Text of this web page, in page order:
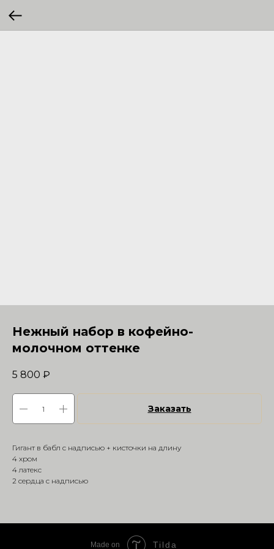
Нежный набор в кофейно-
молочном оттенке
5 800 ₽
Заказать
Гигант в бабл с надписью + кисточки на длину
4 хром
4 латекс
2 сердца с надписью
Made on Tilda